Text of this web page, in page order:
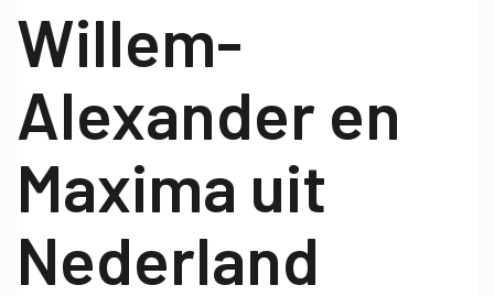
Willem-
Alexander en
Maxima uit
Nederland